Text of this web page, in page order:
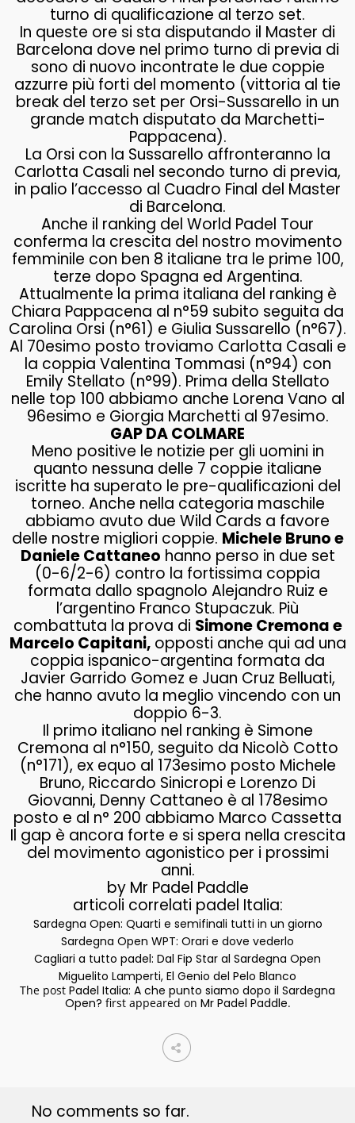
turno di qualificazione al terzo set.
In queste ore si sta disputando il Master di
Barcelona dove nel primo turno di previa di
sono di nuovo incontrate le due coppie
azzurre più forti del momento (vittoria al tie
break del terzo set per Orsi-Sussarello in un
grande match disputato da Marchetti-
Pappacena).
La Orsi con la Sussarello affronteranno la
Carlotta Casali nel secondo turno di previa,
in palio l’accesso al Cuadro Final del Master
di Barcelona.
Anche il ranking del World Padel Tour
conferma la crescita del nostro movimento
femminile con ben 8 italiane tra le prime 100,
terze dopo Spagna ed Argentina.
Attualmente la prima italiana del ranking è
Chiara Pappacena al n°59 subito seguita da
Carolina Orsi (n°61) e Giulia Sussarello (n°67).
Al 70esimo posto troviamo Carlotta Casali e
la coppia Valentina Tommasi (n°94) con
Emily Stellato (n°99). Prima della Stellato
nelle top 100 abbiamo anche Lorena Vano al
96esimo e Giorgia Marchetti al 97esimo.
GAP DA COLMARE
Meno positive le notizie per gli uomini in
quanto nessuna delle 7 coppie italiane
iscritte ha superato le pre-qualificazioni del
torneo. Anche nella categoria maschile
abbiamo avuto due Wild Cards a favore
delle nostre migliori coppie. Michele Bruno e
Daniele Cattaneo hanno perso in due set
(0-6/2-6) contro la fortissima coppia
formata dallo spagnolo Alejandro Ruiz e
l’argentino Franco Stupaczuk. Più
combattuta la prova di Simone Cremona e
Marcelo Capitani,opposti anche qui ad una
coppia ispanico-argentina formata da
Javier Garrido Gomez e Juan Cruz Belluati,
che hanno avuto la meglio vincendo con un
doppio 6-3.
Il primo italiano nel ranking è Simone
Cremona al n°150, seguito da Nicolò Cotto
(n°171), ex equo al 173esimo posto Michele
Bruno, Riccardo Sinicropi e Lorenzo Di
Giovanni, Denny Cattaneo è al 178esimo
posto e al n° 200 abbiamo Marco Cassetta
Il gap è ancora forte e si spera nella crescita
del movimento agonistico per i prossimi
anni.
by Mr Padel Paddle
articoli correlati padel Italia:
Sardegna Open: Quarti e semifinali tutti in un giorno
Sardegna Open WPT: Orari e dove vederlo
Cagliari a tutto padel: Dal Fip Star al Sardegna Open
Miguelito Lamperti, El Genio del Pelo Blanco
The post Padel Italia: A che punto siamo dopo il Sardegna
Open? first appeared on Mr Padel Paddle.
No comments so far.